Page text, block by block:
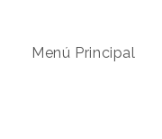
Menú Principal